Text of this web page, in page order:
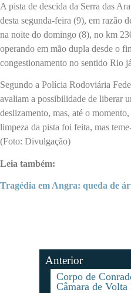
A pista de descida da Serra das
desta segunda-feira (9), em razão
na noite do domingo (8), no km
operando em mão dupla desde o
congestionamento no sentido Rio
Segundo a Polícia Rodoviária
avaliam a possibilidade de liberar
deslizamento, mas, até o
limpeza da pista foi feita, mas
(Foto: Divulgação)
Leia também:
Tragédia em Angra: queda de
Anterior
Corpo de
Câmara de Volta